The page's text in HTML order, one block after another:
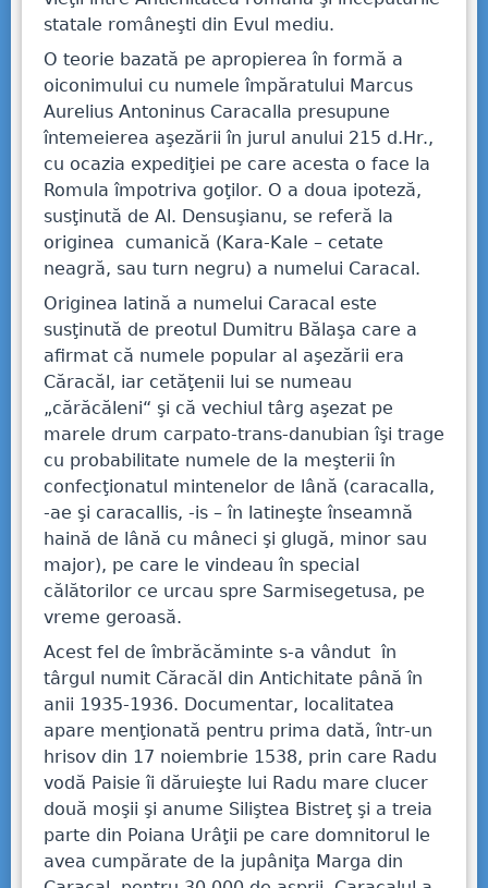
statale româneşti din Evul mediu.
O teorie bazată pe apropierea în formă a
oiconimului cu numele împăratului Marcus
Aurelius Antoninus Caracalla presupune
întemeierea aşezării în jurul anului 215 d.Hr.,
cu ocazia expediţiei pe care acesta o face la
Romula împotriva goţilor. O a doua ipoteză,
susţinută de Al. Densuşianu, se referă la
originea cumanică (Kara-Kale – cetate
neagră, sau turn negru) a numelui Caracal.
Originea latină a numelui Caracal este
susţinută de preotul Dumitru Bălaşa care a
afirmat că numele popular al aşezării era
Căracăl, iar cetăţenii lui se numeau
„cărăcăleni“ şi că vechiul târg aşezat pe
marele drum carpato-trans-danubian îşi trage
cu probabilitate numele de la meşterii în
confecţionatul mintenelor de lână (caracalla,
-ae şi caracallis, -is – în latineşte înseamnă
haină de lână cu mâneci şi glugă, minor sau
major), pe care le vindeau în special
călătorilor ce urcau spre Sarmisegetusa, pe
vreme geroasă.
Acest fel de îmbrăcăminte s-a vândut în
târgul numit Căracăl din Antichitate până în
anii 1935-1936. Documentar, localitatea
apare menţionată pentru prima dată, într-un
hrisov din 17 noiembrie 1538, prin care Radu
vodă Paisie îi dăruieşte lui Radu mare clucer
două moşii şi anume Siliştea Bistreţ şi a treia
parte din Poiana Urâţii pe care domnitorul le
avea cumpărate de la jupâniţa Marga din